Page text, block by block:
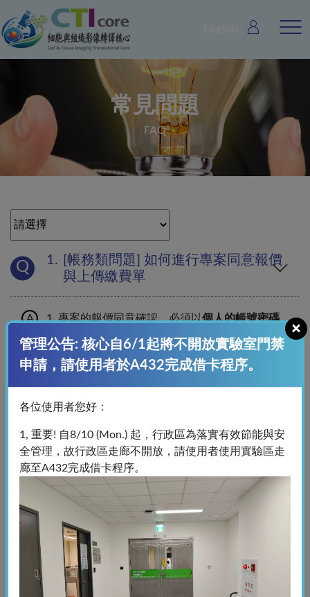
常見問題
FAQ
[帳務類問題] 如何進行專案同意報價
與上傳繳費單
1. 專案的報價同意確認，必須以個人的帳號密碼
進入系統，執行同意報價選項。
2. 專案同意並繳費完成後，需以該機構帳號的帳
[使用者註冊或是文件相關問題] 註冊
帳號
[帳務類問題] 繳費完成
[使用者註冊或是文件相關問題] 註冊
流程影片
[使用者註冊或是文件相關問題]
管理公告: 核心自6/1起將不開放實驗室門禁
申請，請使用者於A432完成借卡程序。
×
各位使用者您好：
1, 重要! 自8/10 (Mon.) 起，行政區為落實有效節能與安
全管理，故行政區走廊不開放，請使用者使用實驗區走
廊至A432完成借卡程序。